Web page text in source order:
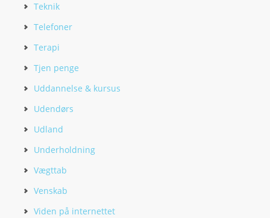
Teknik
Telefoner
Terapi
Tjen penge
Uddannelse & kursus
Udendørs
Udland
Underholdning
Vægttab
Venskab
Viden på internettet